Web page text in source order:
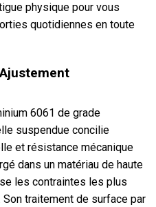
physique pour vous
quotidiennes en toute
6061 de grade
suspendue concilie
et résistance mécanique
dans un matériau de haute
les contraintes les plus
traitement de surface par